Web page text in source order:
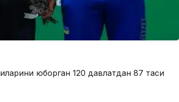
юборган 120 давлатдан 87 таси